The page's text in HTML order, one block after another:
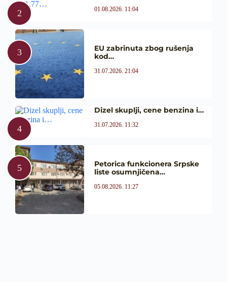
01.08.2026. 11:04
EU zabrinuta zbog rušenja
kod…
31.07.2026. 21:04
Dizel skuplji, cene benzina i…
31.07.2026. 11:32
Petorica funkcionera Srpske
liste osumnjičena…
05.08.2026. 11:27